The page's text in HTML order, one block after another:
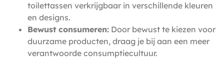
toilettassen verkrijgbaar in verschillende kleuren
en designs.
Bewust consumeren: Door bewust te kiezen voor
duurzame producten, draag je bij aan een meer
verantwoorde consumptiecultuur.